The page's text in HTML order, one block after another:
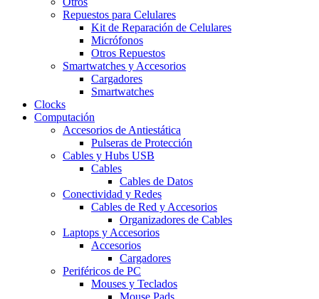
Repuestos para Celulares
Kit de Reparación de Celulares
Micrófonos
Otros Repuestos
Smartwatches y Accesorios
Cargadores
Smartwatches
Clocks
Computación
Accesorios de Antiestática
Pulseras de Protección
Cables y Hubs USB
Cables
Cables de Datos
Conectividad y Redes
Cables de Red y Accesorios
Organizadores de Cables
Laptops y Accesorios
Accesorios
Cargadores
Periféricos de PC
Mouses y Teclados